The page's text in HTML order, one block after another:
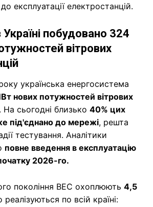
експлуатації електростанцій.
Україні побудовано 324
вітрових
українська енергосистема
нових потужностей вітрових
. На сьогодні близько 40% цих
під'єднано до мережі, решта
тестування. Аналітики
повне введення в експлуатацію
2026-го.
покоління ВЕС охоплюють 4,5
по всій країні: